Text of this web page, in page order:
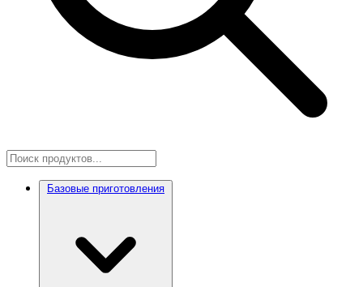
Базовые приготовления